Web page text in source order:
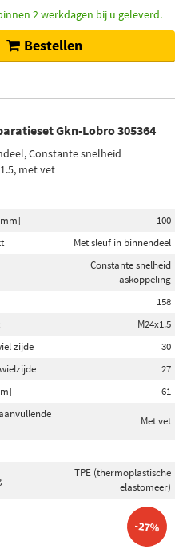
2 werkdagen bij u geleverd.
Bestellen
Gkn-Lobro 305364
Constante snelheid
met vet
100
Met sleuf in binnendeel
Constante snelheid
askoppeling
158
M24x1.5
zijde
30
27
61
Met vet
TPE (thermoplastische
elastomeer)
-27%